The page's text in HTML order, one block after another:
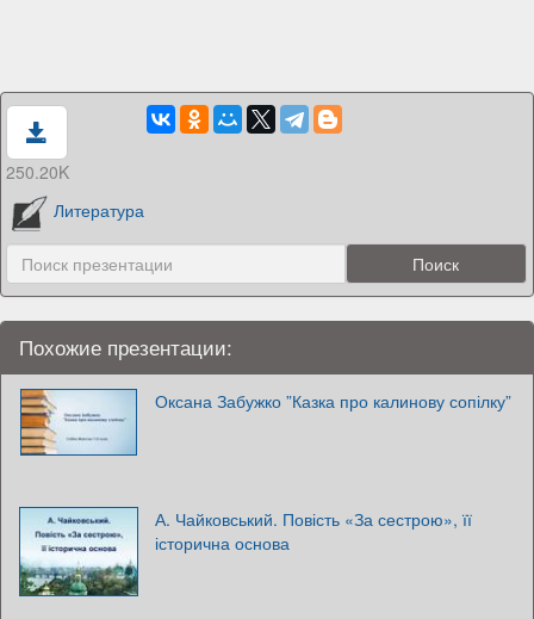
250.20K
Литература
Похожие презентации:
Оксана Забужко ”Казка про калинову сопілку”
А. Чайковський. Повість «За сестрою», її
історична основа